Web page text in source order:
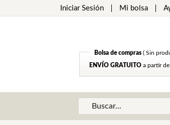
Iniciar Sesión Mi bolsa
Bolsa de compras ( Sin
ENVÍO GRATUITO a partir